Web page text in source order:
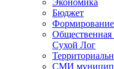
Бюджет
Общественная
Сухой Лог
СМИ